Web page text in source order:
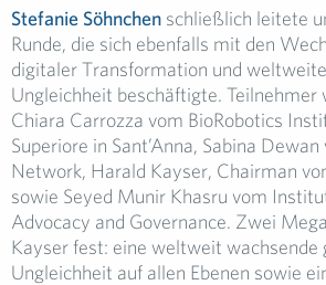
Stefanie Söhnchen schließlich leitete
Runde, die sich ebenfalls mit den
digitaler Transformation und
Ungleichheit beschäftigte. Teilnehmer
Chiara Carrozza vom BioRobotics
Superiore in Sant’Anna, Sabina Dewan
Network, Harald Kayser, Chairman
sowie Seyed Munir Khasru vom
Advocacy and Governance. Zwei
Kayser fest: eine weltweit wachsende
Ungleichheit auf allen Ebenen sowie